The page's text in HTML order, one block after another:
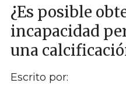
¿Es posible
incapacidad
una
Escrito por: